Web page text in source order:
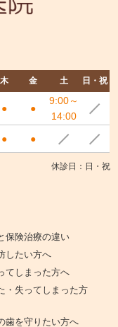
木 金 土 日・祝
● ●
9:00～
14:00
● ●
休診日：日・祝
保険治療の違い
したい方へ
てしまった方へ
・失ってしまった方
歯を守りたい方へ